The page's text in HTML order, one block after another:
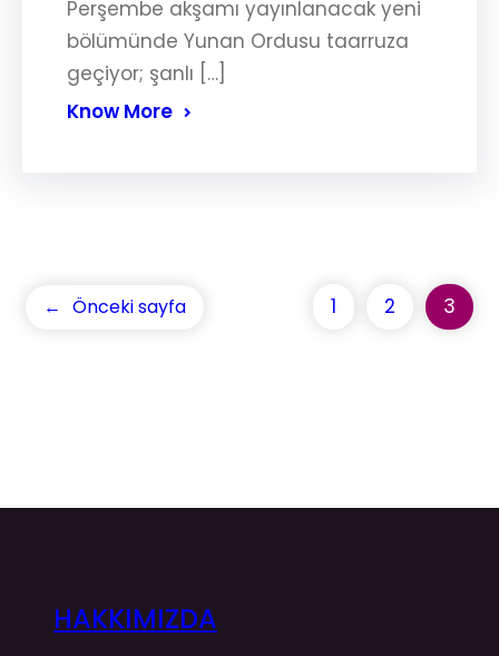
Perşembe akşamı yayınlanacak yeni
bölümünde Yunan Ordusu taarruza
geçiyor; şanlı […]
Know More
← Önceki sayfa 1 2 3
HAKKIMIZDA